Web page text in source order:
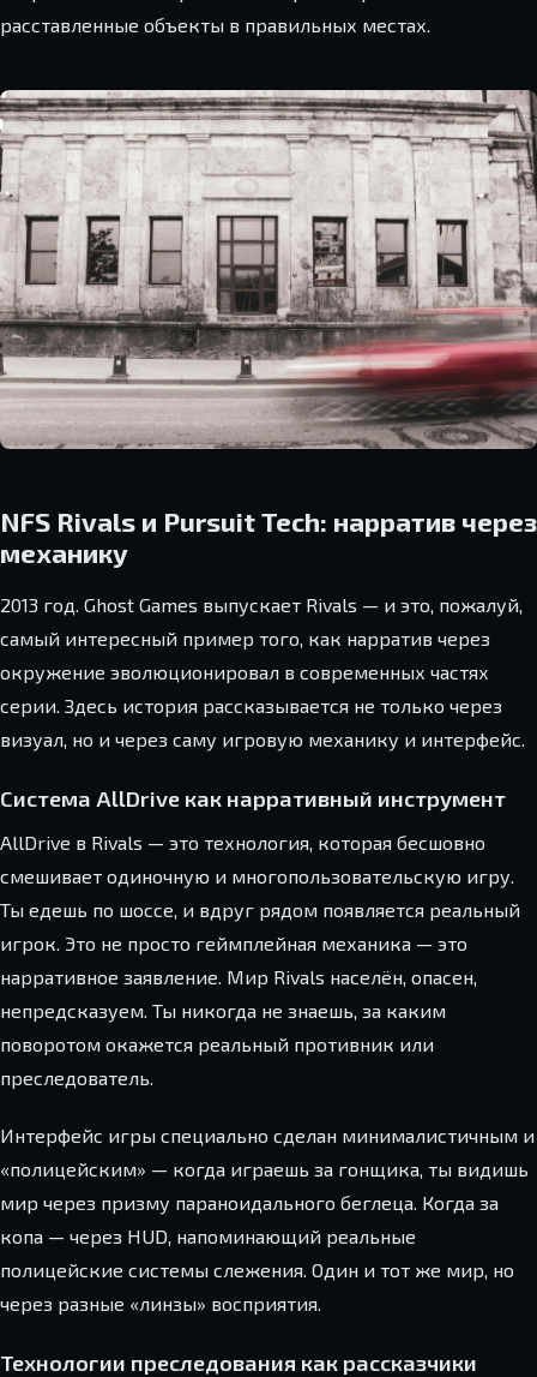
расставленные объекты в правильных местах.
NFS Rivals и Pursuit Tech: нарратив через
механику
2013 год. Ghost Games выпускает Rivals — и это, пожалуй,
самый интересный пример того, как нарратив через
окружение эволюционировал в современных частях
серии. Здесь история рассказывается не только через
визуал, но и через саму игровую механику и интерфейс.
Система AllDrive как нарративный инструмент
AllDrive в Rivals — это технология, которая бесшовно
смешивает одиночную и многопользовательскую игру.
Ты едешь по шоссе, и вдруг рядом появляется реальный
игрок. Это не просто геймплейная механика — это
нарративное заявление. Мир Rivals населён, опасен,
непредсказуем. Ты никогда не знаешь, за каким
поворотом окажется реальный противник или
преследователь.
Интерфейс игры специально сделан минималистичным и
«полицейским» — когда играешь за гонщика, ты видишь
мир через призму параноидального беглеца. Когда за
копа — через HUD, напоминающий реальные
полицейские системы слежения. Один и тот же мир, но
через разные «линзы» восприятия.
Технологии преследования как рассказчики